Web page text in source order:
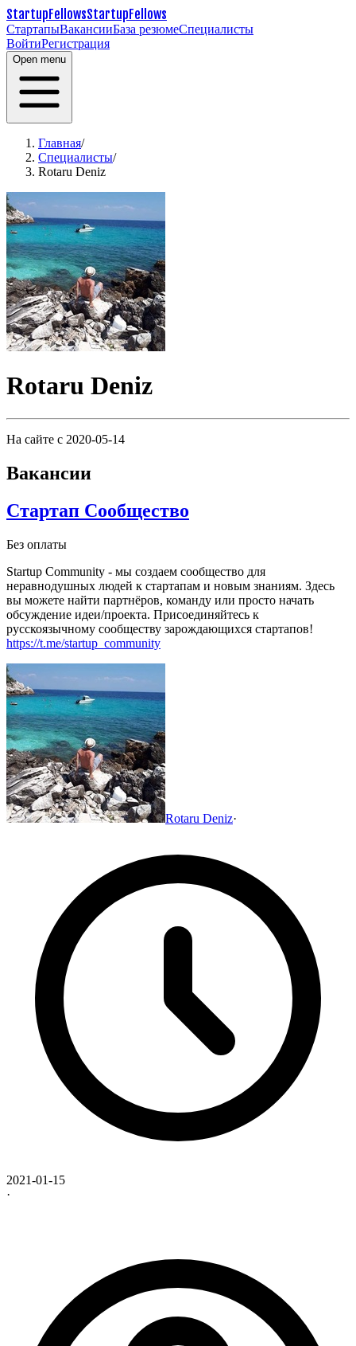
StartupFellowsStartupFellows
СтартапыВакансииБаза резюмеСпециалисты
ВойтиРегистрация
Open menu
Главная/
Специалисты/
Rotaru Deniz
Rotaru Deniz
На сайте с 2020-05-14
Вакансии
Стартап Сообщество
Без оплаты
Startup Community - мы создаем сообщество для
неравнодушных людей к стартапам и новым знаниям. Здесь
вы можете найти партнёров, команду или просто начать
обсуждение идеи/проекта. Присоединяйтесь к
русскоязычному сообществу зарождающихся стартапов!
https://t.me/startup_community
Rotaru Deniz·
2021-01-15
·